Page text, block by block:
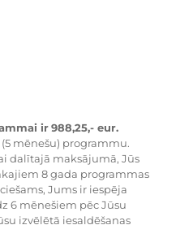
ir988,25,- eur.
(5 mēnešu) programmu.
dalītajā maksājumā, Jūs
8 gada programmas
Jums ir iespēja
6 mēnešiem pēc Jūsu
izvēlētā iesaldēšanas